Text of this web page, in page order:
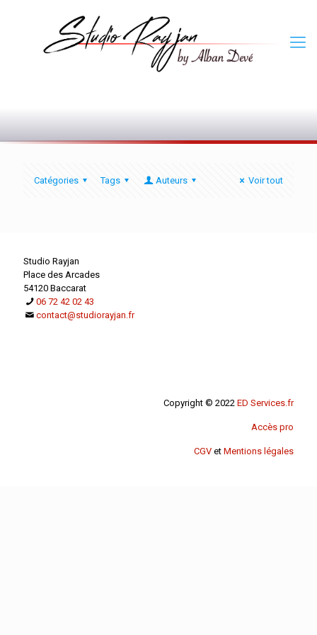
Catégories Tags Auteurs Voir tout
Studio Rayjan
Place des Arcades
54120 Baccarat
06 72 42 02 43
contact@studiorayjan.fr
Copyright © 2022 ED Services.fr
Accès pro
CGV et Mentions légales